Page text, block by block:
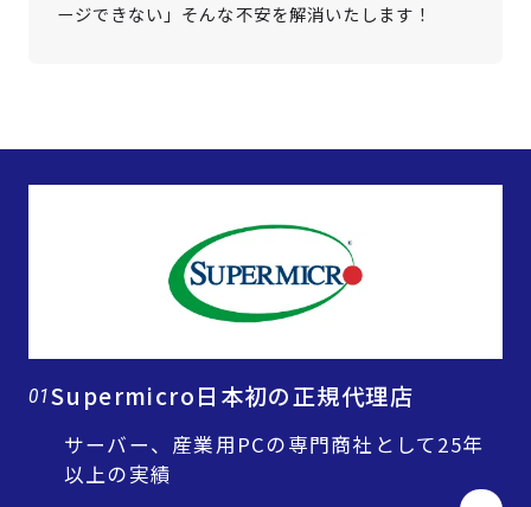
ージできない」そんな不安を解消いたします！
01Supermicro日本初の正規代理店
サーバー、産業用PCの専門商社として25年
以上の実績